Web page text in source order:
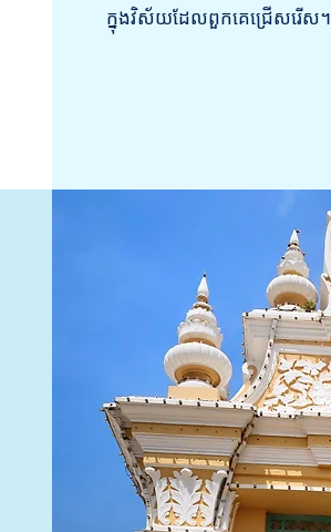
ក្នុងវិស័យដែលពួកគេជ្រើសរើស។